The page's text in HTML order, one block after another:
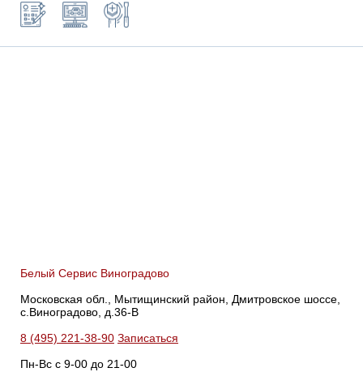
Белый Сервис Виноградово
Московская обл., Мытищинский район, Дмитровское шоссе,
с.Виноградово, д.36-В
8 (495) 221-38-90 Записаться
Пн-Вс с 9-00 до 21-00